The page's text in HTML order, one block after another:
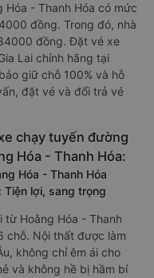
Hóa - Thanh Hóa có mức
đồng. Trong đó, nhà
đồng. Đặt vé xe
Lai chính hãng tại
giữ chỗ 100% và hỗ
đặt vé và đổi trả vé
chạy tuyến đường
Hóa - Thanh Hóa:
Hóa - Thanh Hóa
Tiện lợi, sang trọng
từ Hoằng Hóa - Thanh
chỗ. Nội thất được làm
không chỉ êm ái cho
và không hề bị hầm bí